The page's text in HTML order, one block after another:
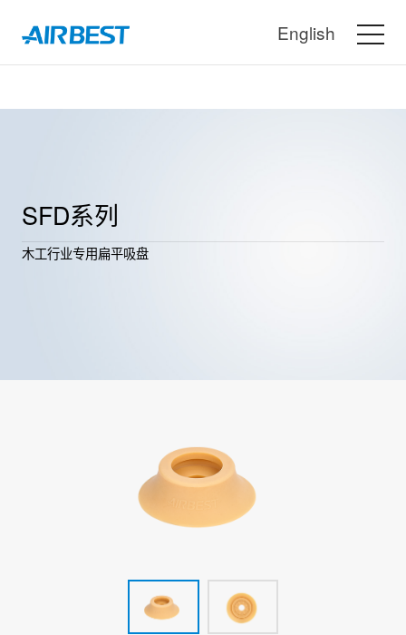
English
SFD系列
木工行业专用扁平吸盘